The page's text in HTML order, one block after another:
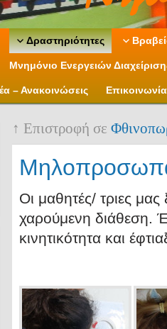
Δραστηριότητες
Μνημόνιο Ενεργειών
– Ανακοινώσεις Επικοινωνία
↑ Επιστροφή σε
Οι μαθητές/ τριες
χαρούμενη διάθεση.
κινητικότητα και